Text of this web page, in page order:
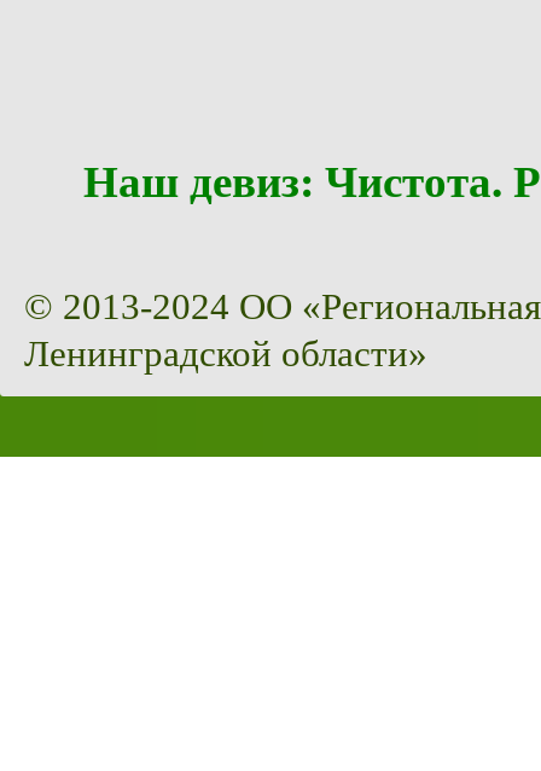
Наш девиз:
© 2013-2024 ОО
Ленинградской области»